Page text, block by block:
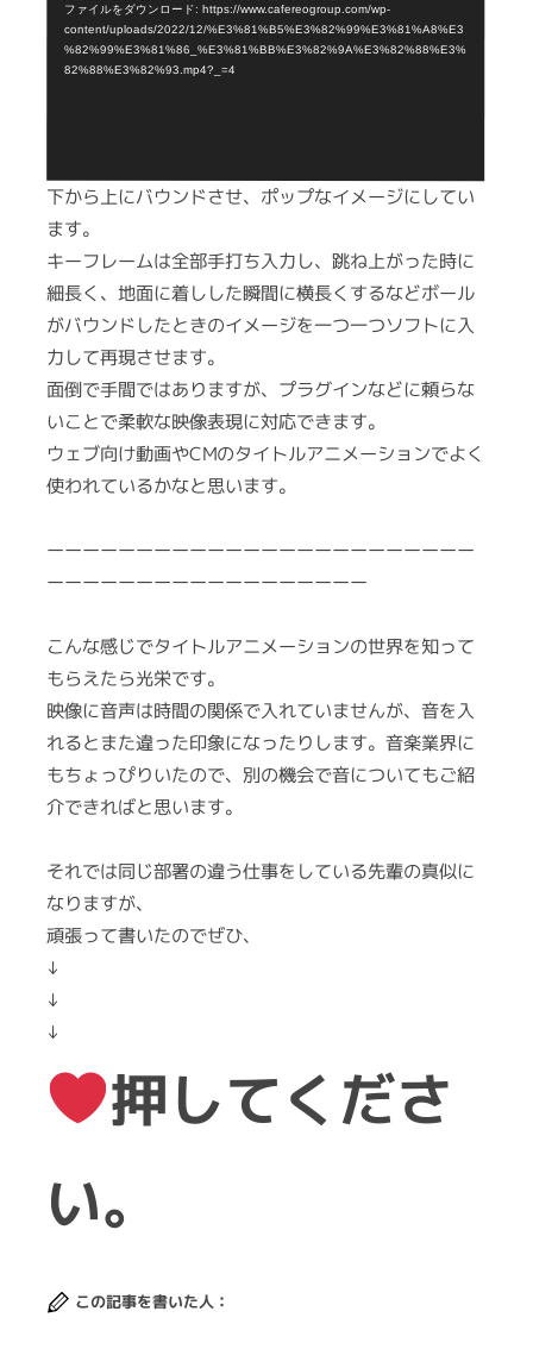
ファイルをダウンロード: https://www.cafereogroup.com/wp-
content/uploads/2022/12/%E3%81%B5%E3%82%99%E3%81%A8%E3
%82%99%E3%81%86_%E3%81%BB%E3%82%9A%E3%82%88%E3%
82%88%E3%82%93.mp4?_=4
下から上にバウンドさせ、ポップなイメージにしてい
ます。
キーフレームは全部手打ち入力し、跳ね上がった時に
細長く、地面に着しした瞬間に横長くするなどボール
がバウンドしたときのイメージを一つ一つソフトに入
力して再現させます。
面倒で手間ではありますが、プラグインなどに頼らな
いことで柔軟な映像表現に対応できます。
ウェブ向け動画やCMのタイトルアニメーションでよく
使われているかなと思います。
ーーーーーーーーーーーーーーーーーーーーーーーー
ーーーーーーーーーーーーーーーーーー
こんな感じでタイトルアニメーションの世界を知って
もらえたら光栄です。
映像に音声は時間の関係で入れていませんが、音を入
れるとまた違った印象になったりします。音楽業界に
もちょっぴりいたので、別の機会で音についてもご紹
介できればと思います。
それでは同じ部署の違う仕事をしている先輩の真似に
なりますが、
頑張って書いたのでぜひ、
↓
↓
↓
押してくださ
い。
この記事を書いた人：